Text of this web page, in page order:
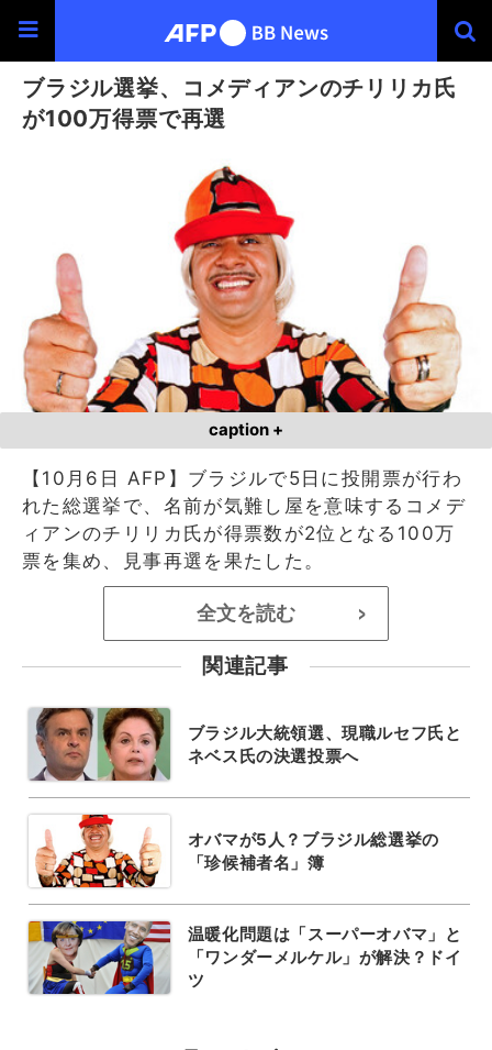
ブラジル選挙、コメディアンのチリリカ氏
が100万得票で再選
caption +
【10月6日 AFP】ブラジルで5日に投開票が行わ
れた総選挙で、名前が気難し屋を意味するコメデ
ィアンのチリリカ氏が得票数が2位となる100万
票を集め、見事再選を果たした。
全文を読む >
関連記事
ブラジル大統領選、現職ルセフ氏と
ネベス氏の決選投票へ
オバマが5人？ブラジル総選挙の
「珍候補者名」簿
温暖化問題は「スーパーオバマ」と
「ワンダーメルケル」が解決？ドイ
ツ